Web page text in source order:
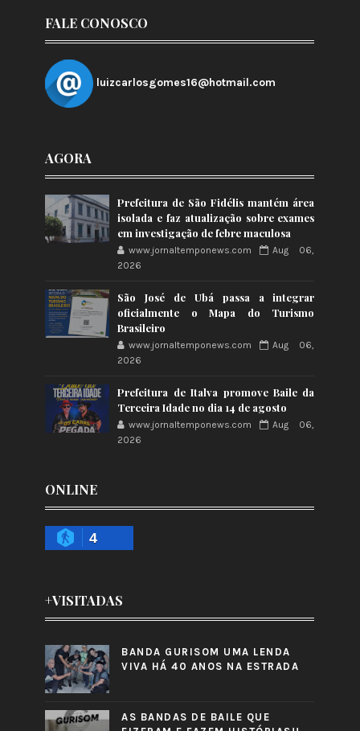
FALE CONOSCO
luizcarlosgomes16@hotmail.com
AGORA
Prefeitura de São Fidélis mantém área
isolada e faz atualização sobre exames
em investigação de febre maculosa
www.jornaltemponews.com
Aug 06,
2026
São José de Ubá passa a integrar
oficialmente o Mapa do Turismo
Brasileiro
www.jornaltemponews.com
Aug 06,
2026
Prefeitura de Italva promove Baile da
Terceira Idade no dia 14 de agosto
www.jornaltemponews.com
Aug 06,
2026
ONLINE
4
+VISITADAS
BANDA GURISOM UMA LENDA
VIVA HÁ 40 ANOS NA ESTRADA
AS BANDAS DE BAILE QUE